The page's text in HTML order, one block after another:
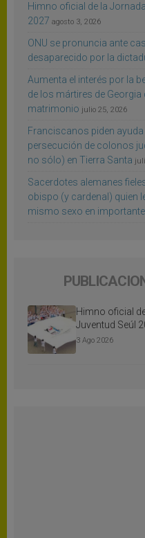
Himno oficial de la
2027 agosto 3, 2026
ONU se pronuncia ante
desaparecido por la
Aumenta el interés por la
de los mártires de Georgia
matrimonio julio 25, 2026
Franciscanos piden
persecución de colonos
no sólo) en Tierra Santa
Sacerdotes alemanes
obispo (y cardenal) quien
mismo sexo en
Himno oficial
Juventud Seúl
3 Ago 2026